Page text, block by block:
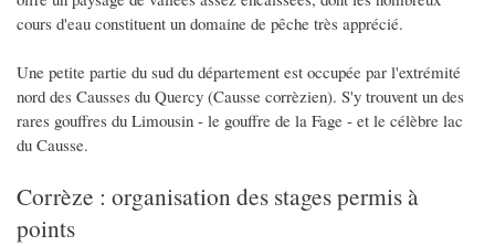
cours d'eau constituent un domaine de pêche très apprécié.
Une petite partie du sud du département est occupée par l'extrémité
nord des Causses du Quercy (Causse corrèzien). S'y trouvent un des
rares gouffres du Limousin - le gouffre de la Fage - et le célèbre lac
du Causse.
Corrèze : organisation des stages permis à
points